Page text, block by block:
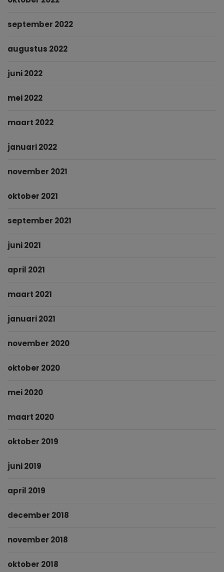
september 2022
augustus 2022
juni 2022
mei 2022
maart 2022
januari 2022
november 2021
oktober 2021
september 2021
juni 2021
april 2021
maart 2021
januari 2021
november 2020
oktober 2020
mei 2020
maart 2020
oktober 2019
juni 2019
april 2019
december 2018
november 2018
oktober 2018